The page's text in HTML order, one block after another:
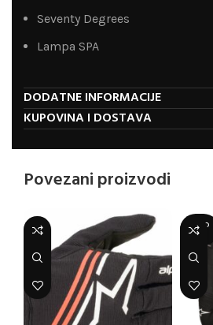
Seventy Degrees
Lampa SPA
DODATNE INFORMACIJE
KUPOVINA I DOSTAVA
Povezani proizvodi
SOLD
OUT